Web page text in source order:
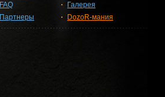
FAQ
Партнеры
Галерея
DozoR-мания